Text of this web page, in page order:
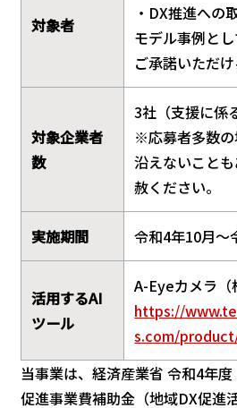
対象者
・DX推進への
モデル事例と
ご承諾いただ
対象企業者
数
3社（支援に係
※応募者多数
沿えないこと
赦ください。
実施期間 令和4年10月～
活用するAI
ツール
A-Eyeカメラ（
https://
s.com/
当事業は、経済産業省 令和4年
促進事業費補助金（地域DX促進